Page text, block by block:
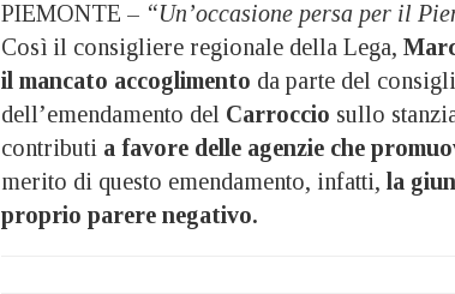
PIEMONTE – “Un’occasione persa per il
Così il consigliere regionale della Lega,
il mancato accoglimento da parte del
dell’emendamento del Carroccio sullo
contributi a favore delle agenzie che
merito di questo emendamento, infatti, la
proprio parere negativo.